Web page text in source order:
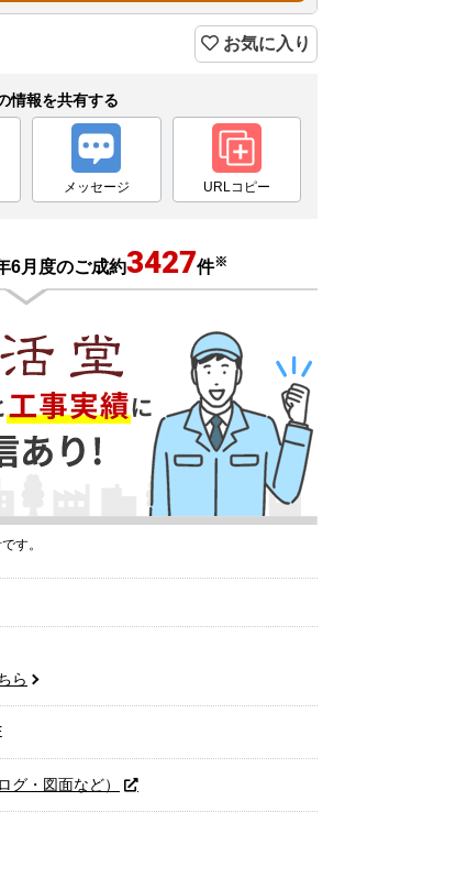
お気に入り
情報を共有する
メッセージ URLコピー
6月度のご成約3427件※
す。
ら
グ・図面など）